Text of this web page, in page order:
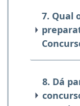
7. Qual
8. Dá